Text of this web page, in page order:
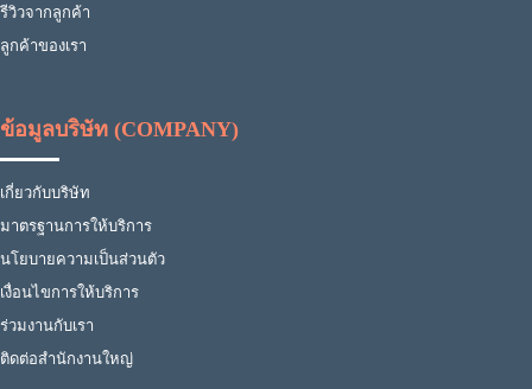
รีวิวจากลูกค้า
ลูกค้าของเรา
ข้อมูลบริษัท (COMPANY)
เกี่ยวกับบริษัท
มาตรฐานการให้บริการ
นโยบายความเป็นส่วนตัว
เงื่อนไขการให้บริการ
ร่วมงานกับเรา
ติดต่อสำนักงานใหญ่